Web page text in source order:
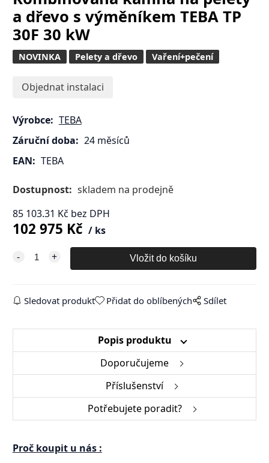
a dřevo s výměníkem TEBA TP
30F 30 kW
NOVINKA Pelety a dřevo Vaření+pečení
Objednat instalaci
Výrobce: TEBA
Záruční doba: 24 měsíců
EAN: TEBA
Dostupnost: skladem na prodejně
85 103.31 Kč bez DPH
102 975 Kč ks
Sledovat produkt Přidat do oblíbených Sdílet
Popis produktu
Doporučujeme
Příslušenství
Potřebujete poradit?
Proč koupit u nás :